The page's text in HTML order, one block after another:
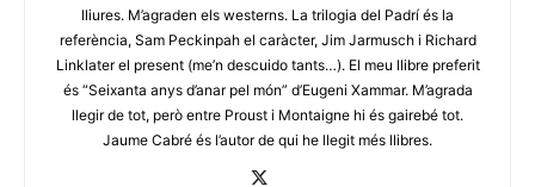
lliures. M’agraden els westerns. La trilogia del Padrí és la
referència, Sam Peckinpah el caràcter, Jim Jarmusch i Richard
Linklater el present (me’n descuido tants…). El meu llibre preferit
és “Seixanta anys d’anar pel món” d’Eugeni Xammar. M’agrada
llegir de tot, però entre Proust i Montaigne hi és gairebé tot.
Jaume Cabré és l’autor de qui he llegit més llibres.